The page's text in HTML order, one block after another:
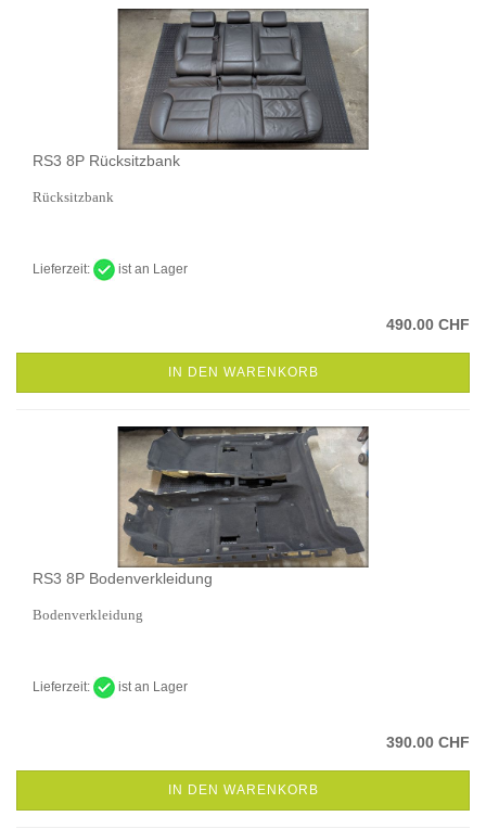
RS3 8P Rücksitzbank
Rücksitzbank
Lieferzeit: ist an Lager
490.00 CHF
IN DEN WARENKORB
RS3 8P Bodenverkleidung
Bodenverkleidung
Lieferzeit: ist an Lager
390.00 CHF
IN DEN WARENKORB